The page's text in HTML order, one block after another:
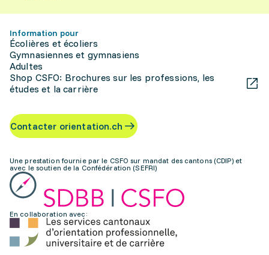
Information pour
Écolières et écoliers
Gymnasiennes et gymnasiens
Adultes
Shop CSFO: Brochures sur les professions, les
études et la carrière
Contacter orientation.ch
Une prestation fournie par le CSFO sur mandat des cantons (CDIP) et
avec le soutien de la Confédération (SEFRI)
En collaboration avec: